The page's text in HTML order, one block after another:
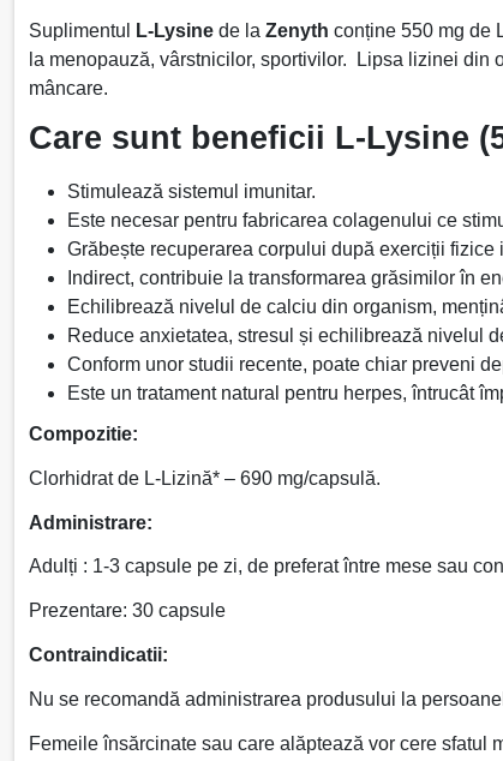
Suplimentul L-Lysine de la Zenyth conține 550 mg de
la menopauză, vârstnicilor, sportivilor. Lipsa lizinei din
mâncare.
Care sunt beneficii L-Lysine
Stimulează sistemul imunitar.
Este necesar pentru fabricarea colagenului ce
Grăbește recuperarea corpului după exerciții
Indirect, contribuie la transformarea grăsimilor în
Echilibrează nivelul de calciu din organism,
Reduce anxietatea, stresul și echilibrează nivelul
Conform unor studii recente, poate chiar preveni
Este un tratament natural pentru herpes, întrucât
Compozitie:
Clorhidrat de L-Lizină* – 690 mg/capsulă.
Administrare:
Adulți : 1-3 capsule pe zi, de preferat între mese sau
Prezentare: 30 capsule
Contraindicatii:
Nu se recomandă administrarea produsului la
Femeile însărcinate sau care alăptează vor cere sfatul